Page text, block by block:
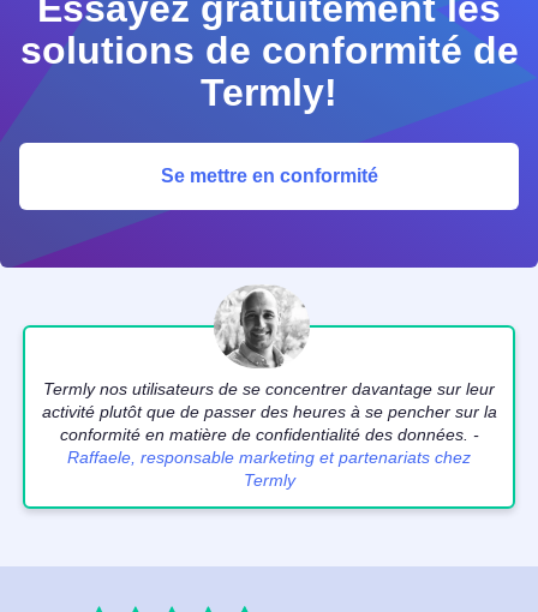
solutions de conformité de
Termly!
Se mettre en conformité
Termly nos utilisateurs de se concentrer davantage sur leur
activité plutôt que de passer des heures à se pencher sur la
conformité en matière de confidentialité des données. -
Raffaele, responsable marketing et partenariats chez
Termly